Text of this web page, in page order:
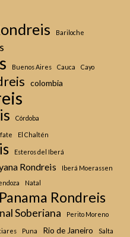
Bariloche
Buenos Aires Cauca Cayo
colombia
Córdoba
El Chaltén
Esteros del Iberá
Rondreis
Iberá Moerassen
Natal
Panama Rondreis
Soberiana Perito Moreno
Puna Rio de Janeiro
Salta